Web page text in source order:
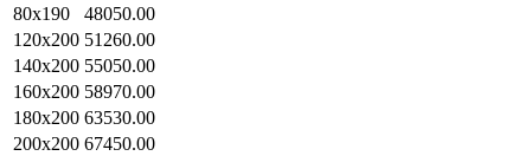
80x190
48050.00
120x200 51260.00
140x200 55050.00
160x200 58970.00
180x200 63530.00
200x200 67450.00